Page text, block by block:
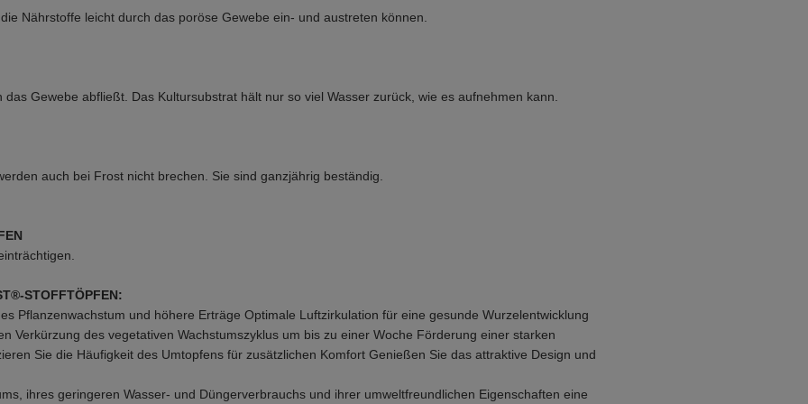
Nährstoffe leicht durch das poröse Gewebe ein- und austreten können.
Gewebe abfließt. Das Kultursubstrat hält nur so viel Wasser zurück, wie es aufnehmen kann.
auch bei Frost nicht brechen. Sie sind ganzjährig beständig.
STOFFTÖPFEN:
Pflanzenwachstum und höhere Erträge Optimale Luftzirkulation für eine gesunde Wurzelentwicklung
Verkürzung des vegetativen Wachstumszyklus um bis zu einer Woche Förderung einer starken
Sie die Häufigkeit des Umtopfens für zusätzlichen Komfort Genießen Sie das attraktive Design und
ihres geringeren Wasser- und Düngerverbrauchs und ihrer umweltfreundlichen Eigenschaften eine